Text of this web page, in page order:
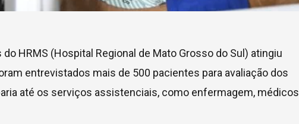
HRMS (Hospital Regional de Mato Grosso do Sul) atingiu
entrevistados mais de 500 pacientes para avaliação dos
até os serviços assistenciais, como enfermagem, médicos